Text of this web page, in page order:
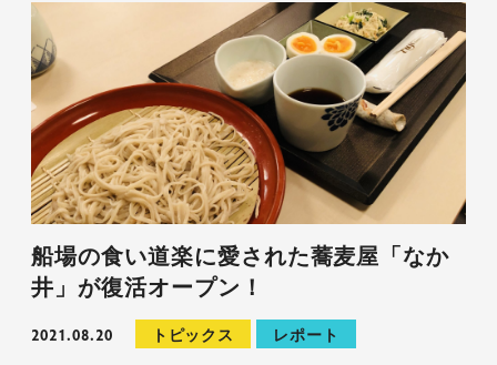
船場の食い道楽に愛された蕎麦屋「なか
井」が復活オープン！
2021.08.20 トピックス レポート